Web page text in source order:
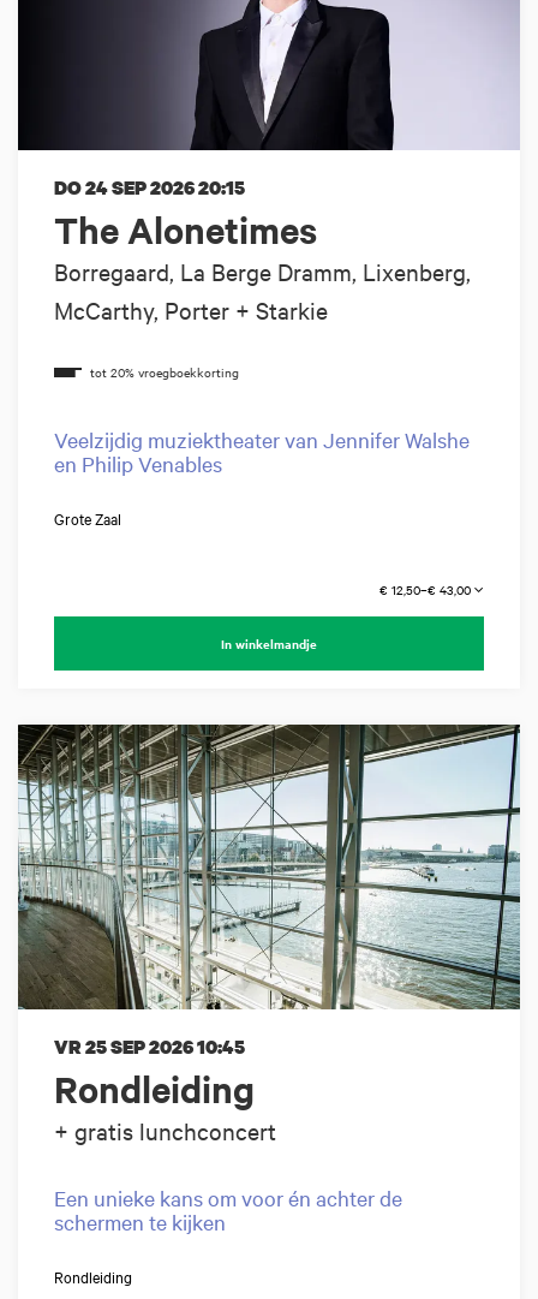
The Alonetimes
Borregaard, La Berge Dramm, Lixenberg,
McCarthy, Porter + Starkie
DO 24 SEP 202620:15
Veelzijdig muziektheater van Jennifer Walshe
en Philip Venables
Grote Zaal
€ 12,50–€ 43,00
In winkelmandje
Rondleiding
+ gratis lunchconcert
VR 25 SEP 202610:45
Een unieke kans om voor én achter de
schermen te kijken
Rondleiding